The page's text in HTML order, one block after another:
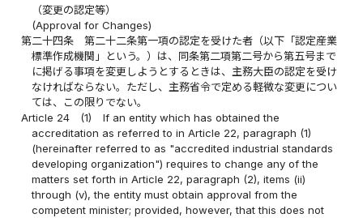
（変更の認定等）
(Approval for Changes)
第二十四条
第二十二条第一項の認定を受けた者（以下「認定産業
標準作成機関」という。）は、同条第二項第二号から第五号まで
に掲げる事項を変更しようとするときは、主務大臣の認定を受け
なければならない。ただし、主務省令で定める軽微な変更につい
ては、この限りでない。
Article 24
(1)
If an entity which has obtained the
accreditation as referred to in Article 22, paragraph (1)
(hereinafter referred to as "accredited industrial standards
developing organization") requires to change any of the
matters set forth in Article 22, paragraph (2), items (ii)
through (v), the entity must obtain approval from the
competent minister; provided, however, that this does not